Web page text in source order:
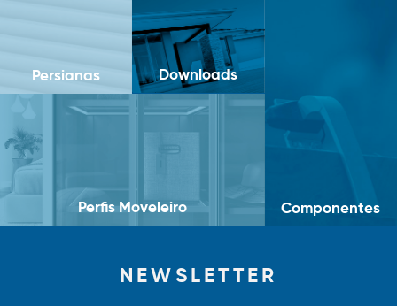
Componentes
Persianas Downloads
Perfis Moveleiro
NEWSLETTER